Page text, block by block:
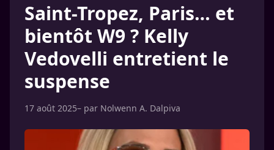
Saint-Tropez, Paris… et
bientôt W9 ? Kelly
Vedovelli entretient le
suspense
17 août 2025– par Nolwenn A. Dalpiva